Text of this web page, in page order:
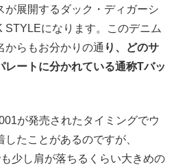
が展開するダック・ディガーシ
STYLEになります。このデニム
からもお分かりの通 り、どのサ
レートに分かれている通称Tバッ
が発売されたタイミングでウ
たことがあるのですが、
少し肩が落ちるくらい大きめの